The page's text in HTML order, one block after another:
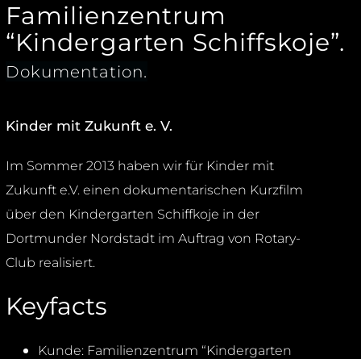
Familienzentrum
“Kindergarten Schiffskoje”.
Dokumentation.
Kinder mit Zukunft e. V.
Im Sommer 2013 haben wir für Kinder mit
Zukunft e.V. einen dokumentarischen Kurzfilm
über den Kindergarten Schiffkoje in der
Dortmunder Nordstadt im Auftrag von Rotary-
Club realisiert.
Keyfacts
Kunde: Familienzentrum “Kindergarten